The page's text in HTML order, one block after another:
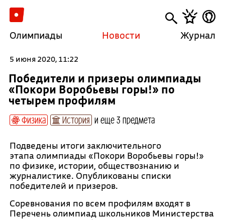
Олимпиады Новости Журнал
5 июня 2020, 11:22
Победители и призеры олимпиады
«Покори Воробьевы горы!» по
четырем профилям
Физика История и еще 3 предмета
Подведены итоги заключительного
этапа олимпиады «Покори Воробьевы горы!»
по физике, истории, обществознанию и
журналистике. Опубликованы списки
победителей и призеров.
Соревнования по всем профилям входят в
Перечень олимпиад школьников Министерства